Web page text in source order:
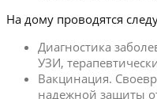
На дому проводятся
Диагностика
УЗИ,
Вакцинация.
надежной защиты